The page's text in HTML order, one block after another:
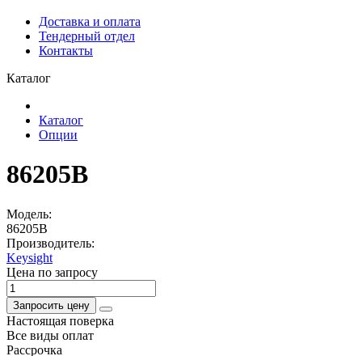
Доставка и оплата
Тендерный отдел
Контакты
Каталог
Каталог
Опции
86205B
Модель:
86205B
Производитель:
Keysight
Цена по запросу
Запросить цену
Настоящая поверка
Все виды оплат
Рассрочка